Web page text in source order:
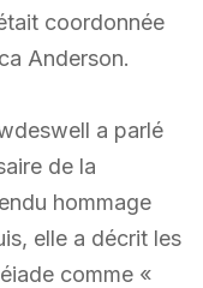
coordonnée
Anderson.
a parlé
de la
hommage
elle a décrit les
comme «